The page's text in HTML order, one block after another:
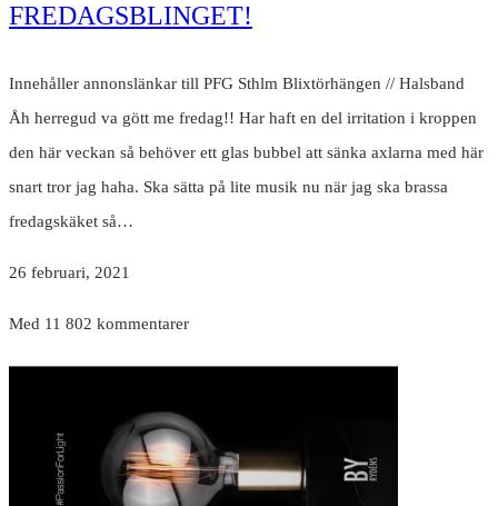
FREDAGSBLINGET!
Innehåller annonslänkar till PFG Sthlm Blixtörhängen // Halsband
Åh herregud va gött me fredag!! Har haft en del irritation i kroppen
den här veckan så behöver ett glas bubbel att sänka axlarna med här
snart tror jag haha. Ska sätta på lite musik nu när jag ska brassa
fredagskäket så…
26 februari, 2021
Med 11 802 kommentarer